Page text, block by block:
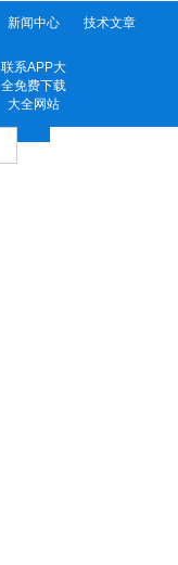
新闻中心 技术文章
联系APP大
全免费下载
大全网站